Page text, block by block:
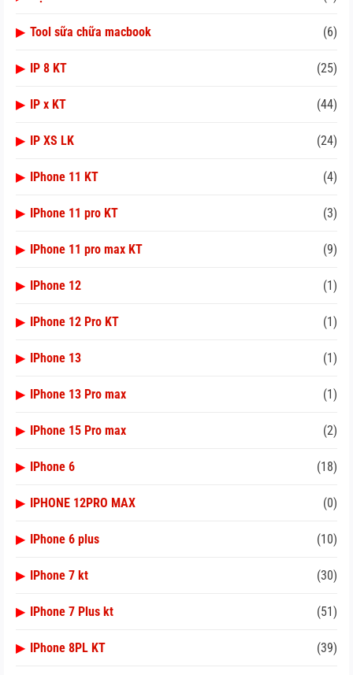
▶ Tool sữa chữa macbook (6)
▶ IP 8 KT (25)
▶ IP x KT (44)
▶ IP XS LK (24)
▶ IPhone 11 KT (4)
▶ IPhone 11 pro KT (3)
▶ IPhone 11 pro max KT (9)
▶ IPhone 12 (1)
▶ IPhone 12 Pro KT (1)
▶ IPhone 13 (1)
▶ IPhone 13 Pro max (1)
▶ IPhone 15 Pro max (2)
▶ IPhone 6 (18)
▶ IPHONE 12PRO MAX (0)
▶ IPhone 6 plus (10)
▶ IPhone 7 kt (30)
▶ IPhone 7 Plus kt (51)
▶ IPhone 8PL KT (39)